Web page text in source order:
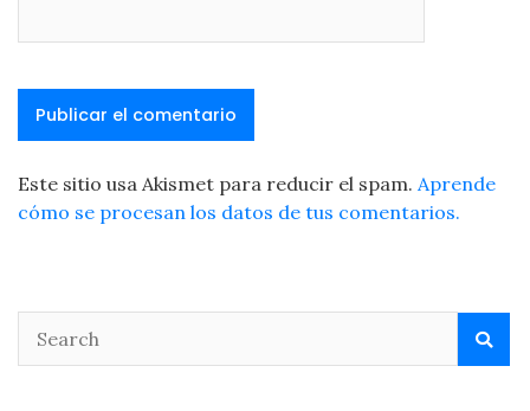
Este sitio usa Akismet para reducir el spam. Aprende
cómo se procesan los datos de tus comentarios.